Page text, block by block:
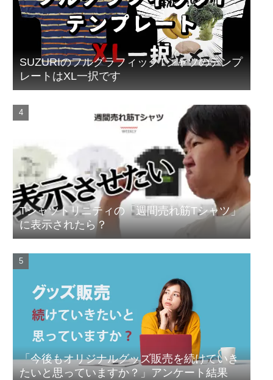
SUZURIのフルグラフィックTシャツのテンプ
レートはXL一択です
Tシャツトリニティの「週間売れ筋Tシャツ」
に表示されたら？
「今後もオリジナルグッズ販売を続けていき
たいと思っていますか？」アンケート結果